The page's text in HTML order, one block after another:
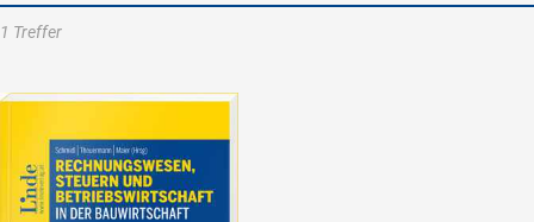
1 Treffer